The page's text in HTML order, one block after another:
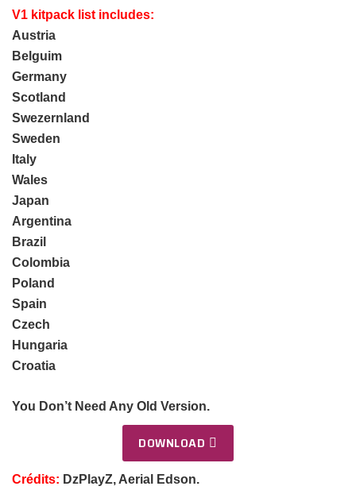
V1 kitpack list includes:
Austria
Belguim
Germany
Scotland
Swezernland
Sweden
Italy
Wales
Japan
Argentina
Brazil
Colombia
Poland
Spain
Czech
Hungaria
Croatia
You Don’t Need Any Old Version.
DOWNLOAD
Crédits: DzPlayZ, Aerial Edson.